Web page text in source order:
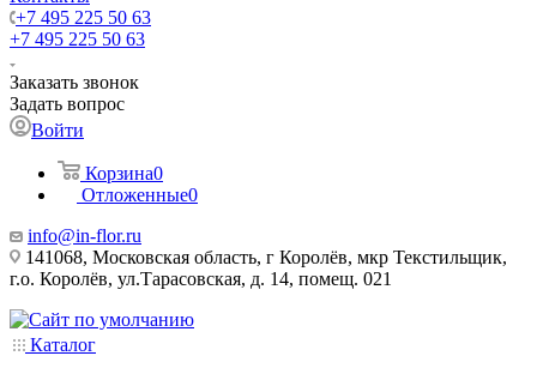
+7 495 225 50 63
+7 495 225 50 63
Заказать звонок
Задать вопрос
Войти
Корзина0
Отложенные0
info@in-flor.ru
141068, Московская область, г Королёв, мкр Текстильщик,
г.о. Королёв, ул.Тарасовская, д. 14, помещ. 021
Каталог